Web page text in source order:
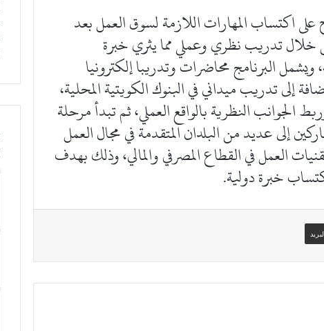
اكتساب المهارات اللازمة لسوق العمل بعد
من خلال تدريب نظري وعملي مما يثري خبرة
ويشمل البرنامج محاضرات وتدريبا إلكترونيا
إلى تدريب ميداني في البنوك الكويتية المحلية،
الجوانب النظرية بالواقع العملي، ثم تبدأ مرحلة
إلى عديد من البلدان المتقدمة في مجال العمل
العمل في القطاع المصرفي والمالي، وذلك بهدف
خبرة دولية.